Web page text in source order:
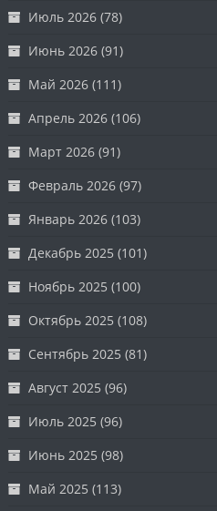
Июль 2026 (78)
Июнь 2026 (91)
Май 2026 (111)
Апрель 2026 (106)
Март 2026 (91)
Февраль 2026 (97)
Январь 2026 (103)
Декабрь 2025 (101)
Ноябрь 2025 (100)
Октябрь 2025 (108)
Сентябрь 2025 (81)
Август 2025 (96)
Июль 2025 (96)
Июнь 2025 (98)
Май 2025 (113)